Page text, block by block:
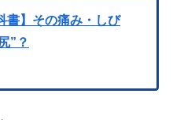
書】その痛み・しび
”？